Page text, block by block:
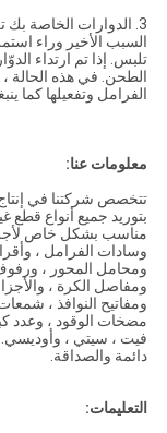
3. الدوارات الخاصة بك تلبس
السبب الأخير وراء
تلبس. إذا تم ارتداء
الطحن. في هذه الحالة
الفرامل وتفعيلها كما
معلومات عنا:
بتوريد جميع أنواع قطع
مناسب بشكل خاص
وسادات الفرامل ،
ومحامل المحور ، ورفوف
ومفاصل الكرة ،
ومفاتيح النوافذ ،
مضخات الوقود ، وعدد
فيت ، سيتي ، وأوديسي.
دائمة والصداقة.
التعليمات: